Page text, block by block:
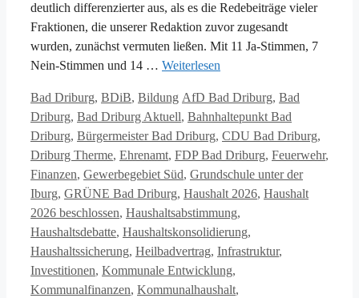
deutlich differenzierter aus, als es die Redebeiträge vieler
Fraktionen, die unserer Redaktion zuvor zugesandt
wurden, zunächst vermuten ließen. Mit 11 Ja-Stimmen, 7
Nein-Stimmen und 14 … Weiterlesen
Kategorien
Bad Driburg, BDiB, Bildung Schlagwörter
AfD Bad Driburg, Bad
Driburg, Bad Driburg Aktuell, Bahnhaltepunkt Bad
Driburg, Bürgermeister Bad Driburg, CDU Bad Driburg,
Driburg Therme, Ehrenamt, FDP Bad Driburg, Feuerwehr,
Finanzen, Gewerbegebiet Süd, Grundschule unter der
Iburg, GRÜNE Bad Driburg, Haushalt 2026, Haushalt
2026 beschlossen, Haushaltsabstimmung,
Haushaltsdebatte, Haushaltskonsolidierung,
Haushaltssicherung, Heilbadvertrag, Infrastruktur,
Investitionen, Kommunale Entwicklung,
Kommunalfinanzen, Kommunalhaushalt,